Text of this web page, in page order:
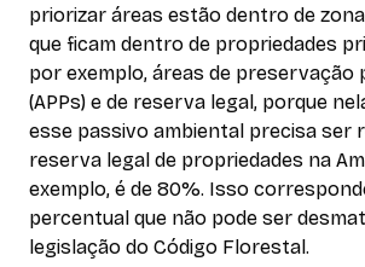
priorizar áreas estão dentro de
que ficam dentro de propriedades
por exemplo, áreas de preservação
(APPs) e de reserva legal, porque
esse passivo ambiental precisa ser
reserva legal de propriedades na
exemplo, é de 80%. Isso
percentual que não pode ser
legislação do Código Florestal.